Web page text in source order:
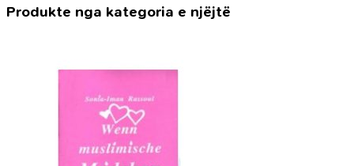
Allah...
Produkte nga kategoria e njëjtë